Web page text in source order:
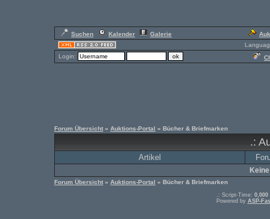
Suchen Kalender Galerie
Login:
Forum Übersicht » Auktions-Portal » Bücher & Briefmarken
.:
Artikel
Forum Übersicht » Auktions-Portal » Bücher & Briefmarken
.: Script-Time: 0,000
Powered by ASP-